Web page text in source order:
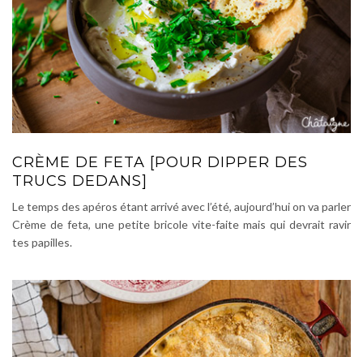
CRÈME DE FETA [POUR DIPPER DES
TRUCS DEDANS]
Le temps des apéros étant arrivé avec l’été, aujourd’hui on va parler
Crème de feta, une petite bricole vite-faite mais qui devrait ravir
tes papilles.